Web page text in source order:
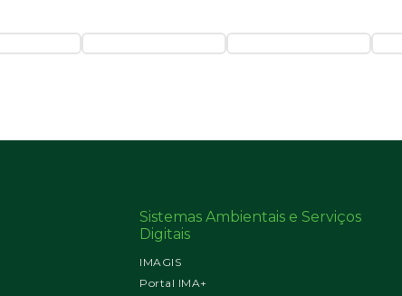
Sistemas Ambientais e Serviços
Digitais
IMAGIS
Portal IMA+